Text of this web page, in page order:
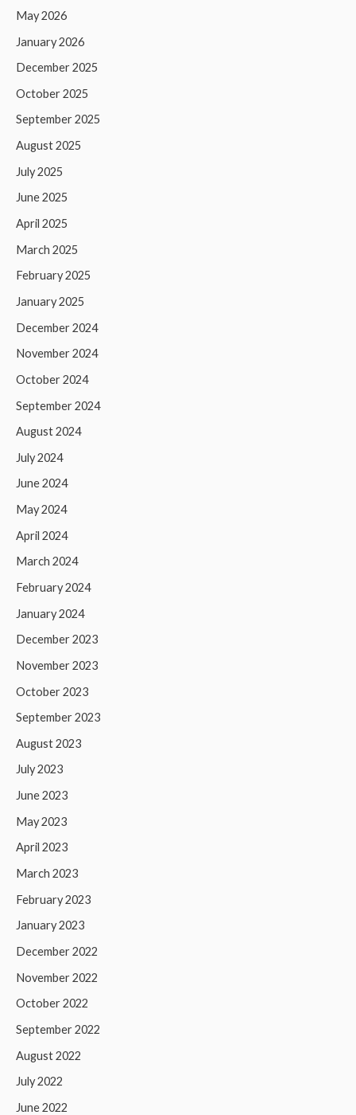
May 2026
January 2026
December 2025
October 2025
September 2025
August 2025
July 2025
June 2025
April 2025
March 2025
February 2025
January 2025
December 2024
November 2024
October 2024
September 2024
August 2024
July 2024
June 2024
May 2024
April 2024
March 2024
February 2024
January 2024
December 2023
November 2023
October 2023
September 2023
August 2023
July 2023
June 2023
May 2023
April 2023
March 2023
February 2023
January 2023
December 2022
November 2022
October 2022
September 2022
August 2022
July 2022
June 2022